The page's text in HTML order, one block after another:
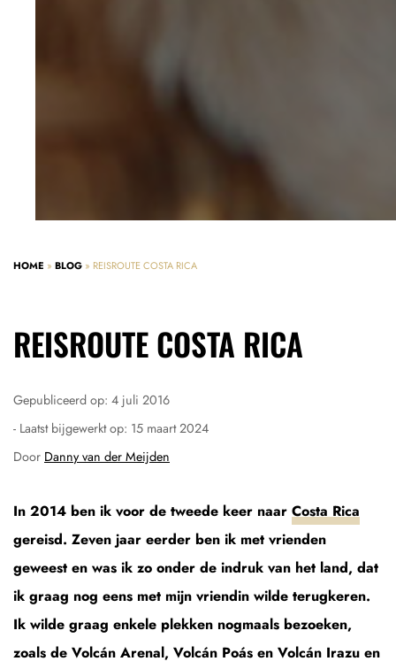
HOME » BLOG » REISROUTE COSTA RICA
REISROUTE COSTA RICA
Gepubliceerd op: 4 juli 2016
- Laatst bijgewerkt op: 15 maart 2024
Door Danny van der Meijden
In 2014 ben ik voor de tweede keer naar Costa Rica
gereisd. Zeven jaar eerder ben ik met vrienden
geweest en was ik zo onder de indruk van het land, dat
ik graag nog eens met mijn vriendin wilde terugkeren.
Ik wilde graag enkele plekken nogmaals bezoeken,
zoals de Volcán Arenal, Volcán Poás en Volcán Irazu en